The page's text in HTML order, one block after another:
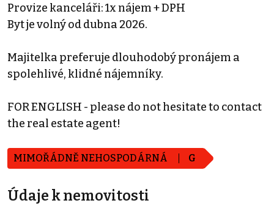
Provize kanceláři: 1x nájem + DPH
Byt je volný od dubna 2026.
Majitelka preferuje dlouhodobý pronájem a
spolehlivé, klidné nájemníky.
FOR ENGLISH - please do not hesitate to contact
the real estate agent!
MIMOŘÁDNĚ NEHOSPODÁRNÁ G
Údaje k nemovitosti